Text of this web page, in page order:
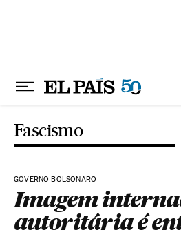
Fascismo
GOVERNO BOLSONARO
Imagem
autoritária é